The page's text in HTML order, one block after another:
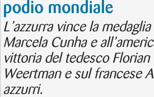
podio mondiale
L’azzurra vince la
Marcela Cunha e
vittoria del tedesco
Weertman e sul francese
azzurri.